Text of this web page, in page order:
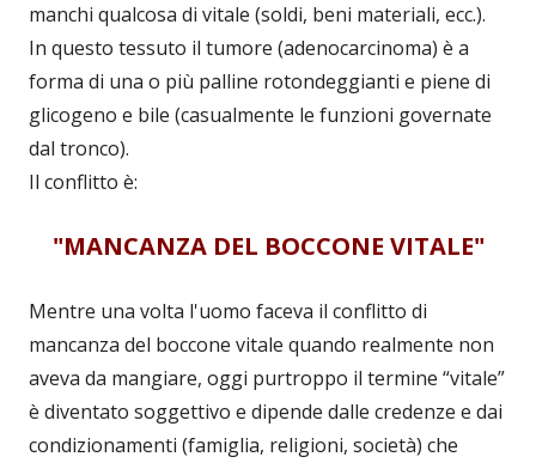
manchi qualcosa di vitale (soldi, beni materiali, ecc.).
In questo tessuto il tumore (adenocarcinoma) è a
forma di una o più palline rotondeggianti e piene di
glicogeno e bile (casualmente le funzioni governate
dal tronco).
Il conflitto è:
"MANCANZA DEL BOCCONE VITALE"
Mentre una volta l'uomo faceva il conflitto di
mancanza del boccone vitale quando realmente non
aveva da mangiare, oggi purtroppo il termine “vitale”
è diventato soggettivo e dipende dalle credenze e dai
condizionamenti (famiglia, religioni, società) che